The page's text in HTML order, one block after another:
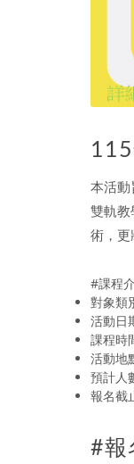
本活
雙軌
術，
#課程
對象類
活動日
課程時
活動地
預計人
報名截
#報